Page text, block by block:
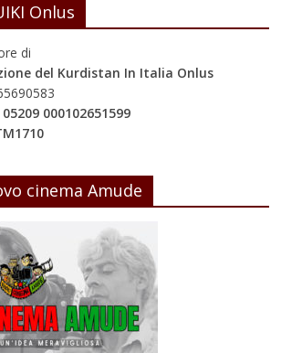
Onlus
di
del Kurdistan In Italia Onlus
000102651599
cinema Amude